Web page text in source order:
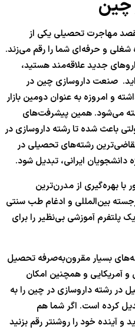
چین
مهاجرت تحصیلی یکی از
و حرفه‌ای شما را رقم می‌زند.
جدید علاقه‌مند هستید،
صنعت داروسازی چین در
و امروزه به عنوان دومین بازار
می‌شود. همین پیشرفت‌های
باعث شده تا رشته داروسازی در
رشته‌های تحصیلی در
دانشجویان ایرانی، تبدیل شود.
با بهره‌گیری از مدرن‌ترین
بین‌المللی و ادغام طب سنتی
پلتفرم آموزشی بی‌نظیر را برای
بسیار مقرون‌به‌صرفه تحصیل
و آمریکایی و همچنین امکان
در رشته داروسازی در چین را به
کرده است. اگر شما هم
آینده خود را روشنتر رقم بزنید